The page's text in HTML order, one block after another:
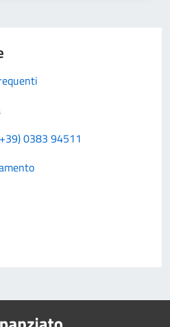
0383 94511